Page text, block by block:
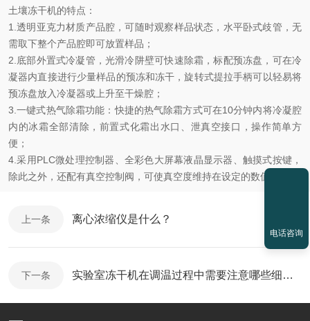
土壤冻干机的特点：
1.透明亚克力材质产品腔，可随时观察样品状态，水平卧式歧管，无
需取下整个产品腔即可放置样品；
2.底部外置式冷凝管，光滑冷阱壁可快速除霜，标配预冻盘，可在冷
凝器内直接进行少量样品的预冻和冻干，旋转式提拉手柄可以轻易将
预冻盘放入冷凝器或上升至干燥腔；
3.一键式热气除霜功能：快捷的热气除霜方式可在10分钟内将冷凝腔
内的冰霜全部清除，前置式化霜出水口、泄真空接口，操作简单方
便；
4.采用PLC微处理控制器、全彩色大屏幕液晶显示器、触摸式按键，
除此之外，还配有真空控制阀，可使真空度维持在设定的数值。
上一条 离心浓缩仪是什么？
下一条 实验室冻干机在调温过程中需要注意哪些细节问题
电话咨询